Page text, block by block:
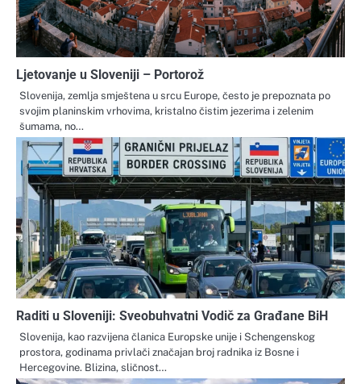
Ljetovanje u Sloveniji – Portorož
Slovenija, zemlja smještena u srcu Europe, često je prepoznata po
svojim planinskim vrhovima, kristalno čistim jezerima i zelenim
šumama, no…
Raditi u Sloveniji: Sveobuhvatni Vodič za Građane BiH
Slovenija, kao razvijena članica Europske unije i Schengenskog
prostora, godinama privlači značajan broj radnika iz Bosne i
Hercegovine. Blizina, sličnost…